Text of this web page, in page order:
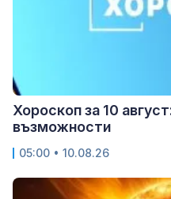
Хороскоп за 10
възможности
05:00 • 10.08.26